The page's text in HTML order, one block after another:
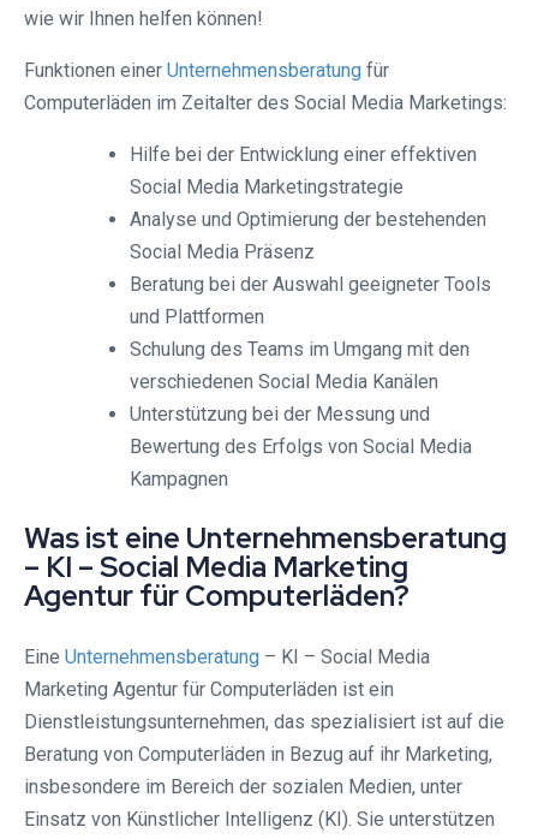
wie wir Ihnen helfen können!
Funktionen einer Unternehmensberatung für
Computerläden im Zeitalter des Social Media Marketings:
Hilfe bei der Entwicklung einer effektiven
Social Media Marketingstrategie
Analyse und Optimierung der bestehenden
Social Media Präsenz
Beratung bei der Auswahl geeigneter Tools
und Plattformen
Schulung des Teams im Umgang mit den
verschiedenen Social Media Kanälen
Unterstützung bei der Messung und
Bewertung des Erfolgs von Social Media
Kampagnen
Was ist eine Unternehmensberatung
– KI – Social Media Marketing
Agentur für Computerläden?
Eine Unternehmensberatung – KI – Social Media
Marketing Agentur für Computerläden ist ein
Dienstleistungsunternehmen, das spezialisiert ist auf die
Beratung von Computerläden in Bezug auf ihr Marketing,
insbesondere im Bereich der sozialen Medien, unter
Einsatz von Künstlicher Intelligenz (KI). Sie unterstützen